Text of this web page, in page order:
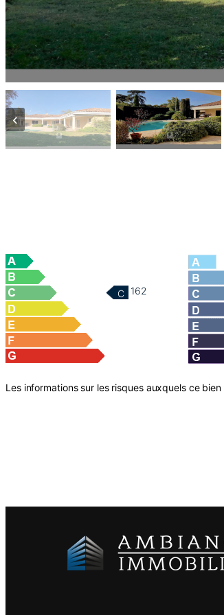
‹
C 162
Les informations sur les risques auxquels ce